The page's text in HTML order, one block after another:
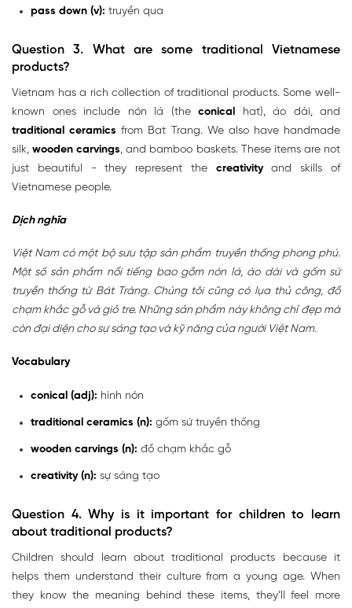
pass down (v): truyền qua
Question 3. What are some traditional Vietnamese
products?
Vietnam has a rich collection of traditional products. Some well-
known ones include nón lá (the conical hat), áo dài, and
traditional ceramics from Bat Trang. We also have handmade
silk,wooden carvings, and bamboo baskets. These items are not
just beautiful - they represent the creativityand skills of
Vietnamese people.
Dịch nghĩa
Việt Nam có một bộ sưu tập sản phẩm truyền thống phong phú.
Một số sản phẩm nổi tiếng bao gồm nón lá, áo dài và gốm sứ
truyền thống từ Bát Tràng. Chúng tôi cũng có lụa thủ công, đồ
chạm khắc gỗ và giỏ tre. Những sản phẩm này không chỉ đẹp mà
còn đại diện cho sự sáng tạo và kỹ năng của người Việt Nam.
Vocabulary
conical (adj): hình nón
traditional ceramics (n): gốm sứ truyền thống
wooden carvings (n): đồ chạm khắc gỗ
creativity (n): sự sáng tạo
Question 4. Why is it important for children to learn
about traditional products?
Children should learn about traditional products because it
helps them understand their culture from a young age. When
they know the meaning behind these items, they’ll feel more